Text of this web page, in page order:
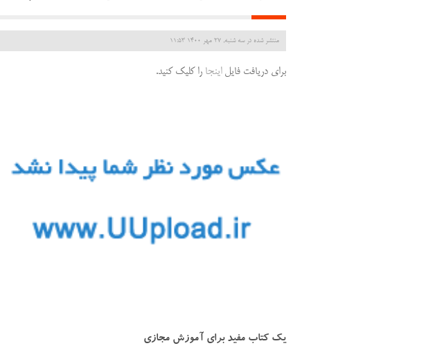
منتشر شده در سه شنبه, 27 مهر 1400 11:53
برای دریافت فایلاینجا را کلیک کنید.
یک کتاب مفید برای آموزش مجازی